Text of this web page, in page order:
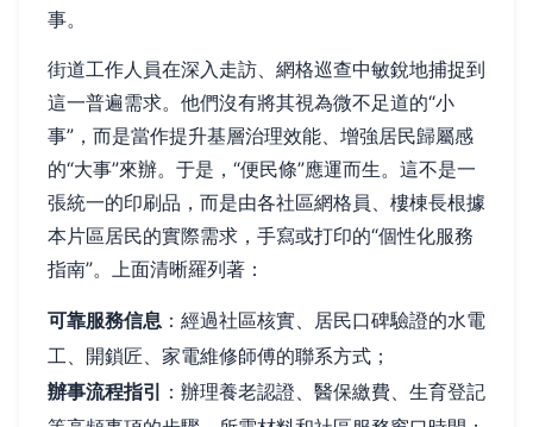
事。
街道工作人員在深入走訪、網格巡查中敏銳地捕捉到
這一普遍需求。他們沒有將其視為微不足道的“小
事”，而是當作提升基層治理效能、增強居民歸屬感
的“大事”來辦。于是，“便民條”應運而生。這不是一
張統一的印刷品，而是由各社區網格員、樓棟長根據
本片區居民的實際需求，手寫或打印的“個性化服務
指南”。上面清晰羅列著：
可靠服務信息 ：經過社區核實、居民口碑驗證的水電
工、開鎖匠、家電維修師傅的聯系方式；
辦事流程指引
：辦理養老認證、醫保繳費、生育登記